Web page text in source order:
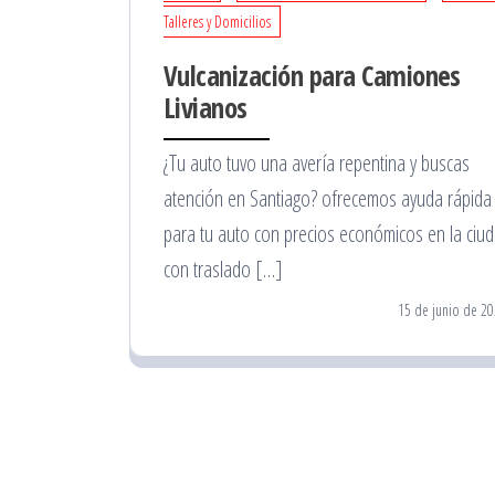
Talleres y Domicilios
Vulcanización para Camiones
Livianos
¿Tu auto tuvo una avería repentina y buscas
atención en Santiago? ofrecemos ayuda rápida
para tu auto con precios económicos en la
con traslado […]
15 de junio de